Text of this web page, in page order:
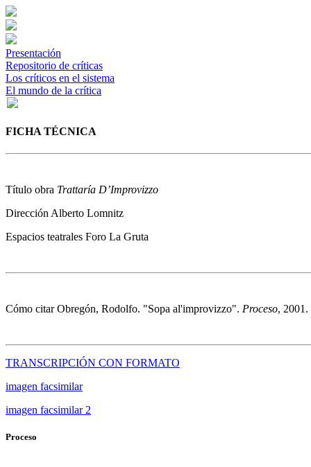
Presentación
Repositorio de críticas
Los críticos en el sistema
El mundo de la crítica
FICHA TÉCNICA
Título obra Trattaría D’Improvizzo
Dirección Alberto Lomnitz
Espacios teatrales Foro La Gruta
Cómo citarObregón, Rodolfo. "Sopa al'improvizzo". Proceso, 2001.
TRANSCRIPCIÓN CON FORMATO
imagen facsimilar
imagen facsimilar 2
Proceso